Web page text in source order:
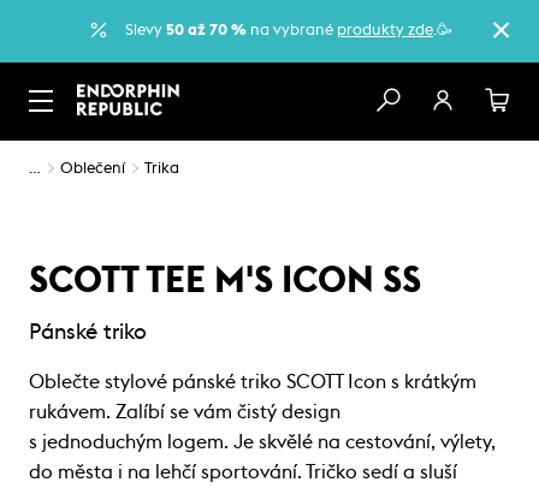
Slevy 50 až 70 % na vybrané produkty zde.🥳
… Oblečení Trika
SCOTT TEE M'S ICON SS
Pánské triko
Oblečte stylové pánské triko SCOTT Icon s krátkým
rukávem. Zalíbí se vám čistý design
s jednoduchým logem. Je skvělé na cestování, výlety,
do města i na lehčí sportování. Tričko sedí a sluší